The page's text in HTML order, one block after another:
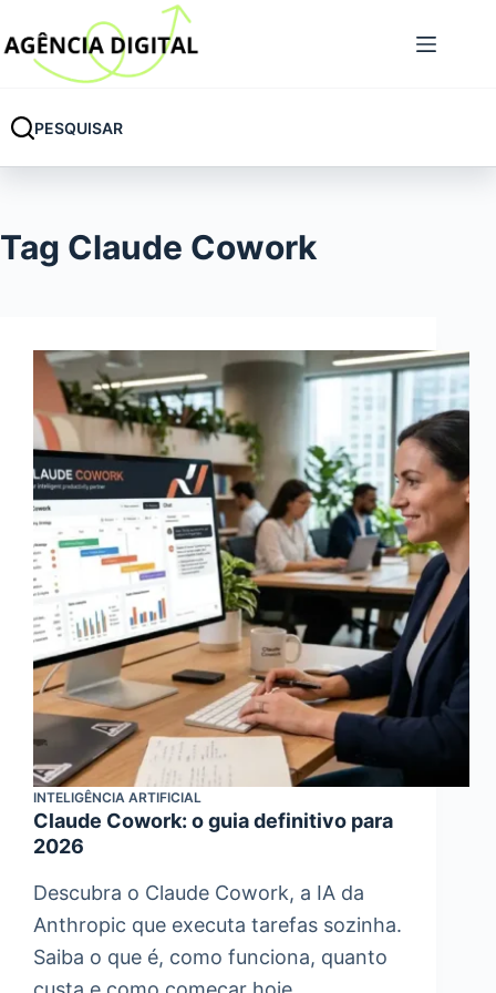
para
conteúdo
PESQUISAR
Tag Claude Cowork
INTELIGÊNCIA ARTIFICIAL
Claude Cowork: o guia definitivo para
2026
Descubra o Claude Cowork, a IA da
Anthropic que executa tarefas sozinha.
Saiba o que é, como funciona, quanto